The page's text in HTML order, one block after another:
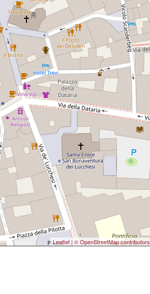
Leaflet |© OpenStreetMap contributors